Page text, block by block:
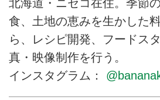
北海道・ニセコ在住。季節
食、土地の恵みを生かした
ら、レシピ開発、フードス
真・映像制作を行う。
インスタグラム：